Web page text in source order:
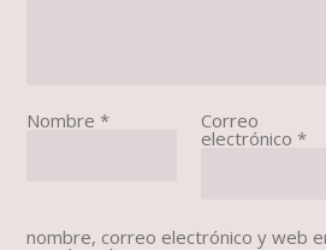
Nombre* Correo
electrónico *
nombre, correo electrónico y web